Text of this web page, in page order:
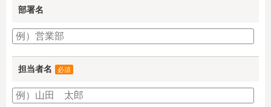
部署名
担当者名 必須